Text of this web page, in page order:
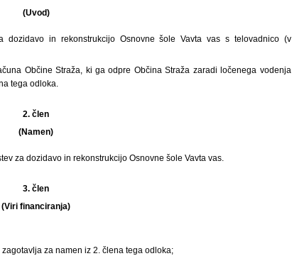
(Uvod)
dozidavo in rekonstrukcijo Osnovne šole Vavta vas s telovadnico (v
Občine Straža, ki ga odpre Občina Straža zaradi ločenega vodenja
tega odloka.
2. člen
(Namen)
za dozidavo in rekonstrukcijo Osnovne šole Vavta vas.
3. člen
(Viri financiranja)
za namen iz 2. člena tega odloka;